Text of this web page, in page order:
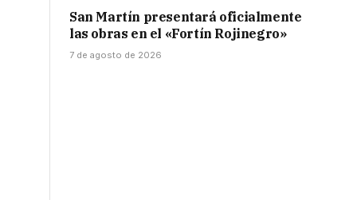
San Martín presentará oficialmente
las obras en el «Fortín Rojinegro»
7 de agosto de 2026